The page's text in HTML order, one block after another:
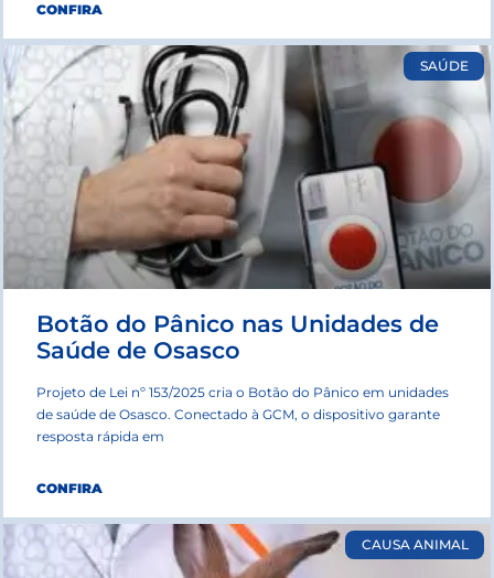
CONFIRA
SAÚDE
Botão do Pânico nas Unidades de
Saúde de Osasco
Projeto de Lei nº 153/2025 cria o Botão do Pânico em unidades
de saúde de Osasco. Conectado à GCM, o dispositivo garante
resposta rápida em
CONFIRA
CAUSA ANIMAL